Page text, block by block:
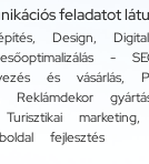
feladatot
, Design, Digital
-
és vásárlás,
Reklámdekor
Turisztikai marketing,
fejlesztés